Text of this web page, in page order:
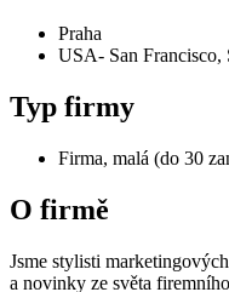
Praha
USA- San Francisco,
Typ firmy
Firma, malá (do 30
O firmě
Jsme stylisti
a novinky ze světa